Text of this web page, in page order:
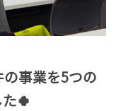
事業を5つの
🍀